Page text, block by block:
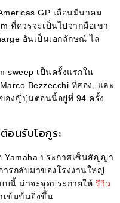
GP เดือนมีนาคม
ที่ควรจะเป็นไปจากมือเขา
อันเป็นเอกลักษณ์ ไล่
sweep เป็นครั้งแรกใน
Bezzecchi ที่สอง, และ
องญี่ปุ่นตอนนี้อยู่ที่ 94 ครั้ง
อนรับโอกูระ
ประกาศเซ็นสัญญา
ารกลับมาของโรงงานใหญ่
นี้ น่าจะจุดประกายให้ รีวิว
เข้มข้นยิ่งขึ้น